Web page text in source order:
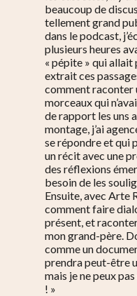
beaucoup de
tellement grand
dans le podcast,
plusieurs heures
« pépite » qui allait
extrait ces
comment raconter
morceaux qui
de rapport les uns
montage, j’ai
se répondre et qui
un récit avec une
des réflexions
besoin de les
Ensuite, avec Arte
comment faire
présent, et
mon grand-père.
comme un
prendra peut-être
mais je ne peux
! »